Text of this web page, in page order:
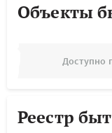
Объекты
Доступно
Реестр